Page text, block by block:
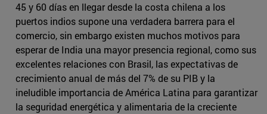
45 y 60 días en llegar desde la costa chilena a los
puertos indios supone una verdadera barrera para el
comercio, sin embargo existen muchos motivos para
esperar de India una mayor presencia regional, como sus
excelentes relaciones con Brasil, las expectativas de
crecimiento anual de más del 7% de su PIB y la
ineludible importancia de América Latina para garantizar
la seguridad energética y alimentaria de la creciente